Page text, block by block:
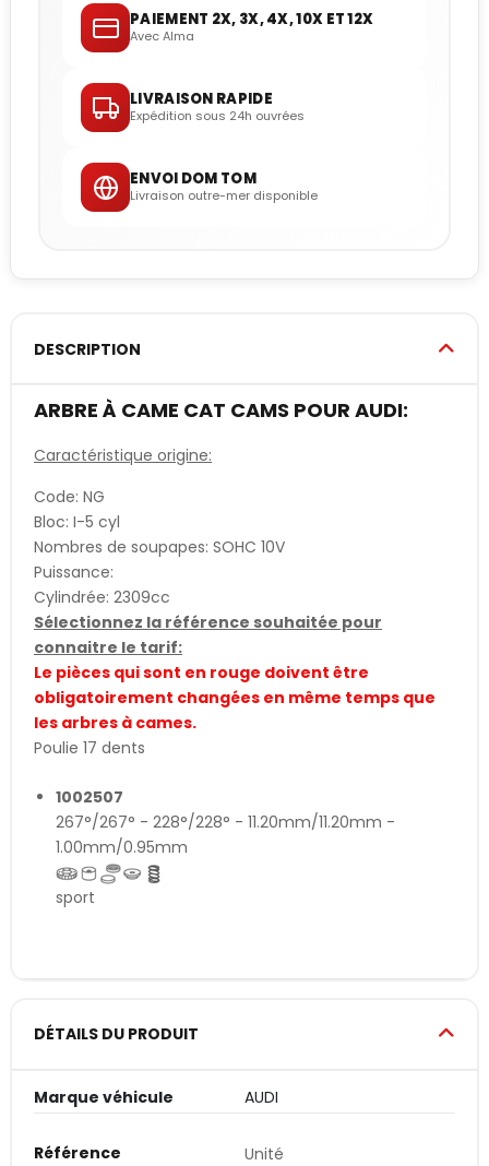
PAIEMENT 2X, 3X, 4X, 10X ET 12X
Avec Alma
LIVRAISON RAPIDE
Expédition sous 24h ouvrées
ENVOI DOM TOM
Livraison outre-mer disponible
DESCRIPTION
ARBRE À CAME CAT CAMS POUR AUDI:
Caractéristique origine:
Code: NG
Bloc: I-5 cyl
Nombres de soupapes: SOHC 10V
Puissance:
Cylindrée: 2309cc
Sélectionnez la référence souhaitée pour
connaitre le tarif:
Le pièces qui sont en rouge doivent être
obligatoirement changées en même temps que
les arbres à cames.
Poulie 17 dents
1002507
267°/267° - 228°/228° - 11.20mm/11.20mm -
1.00mm/0.95mm
sport
DÉTAILS DU PRODUIT
Marque véhicule AUDI
Référence Unité